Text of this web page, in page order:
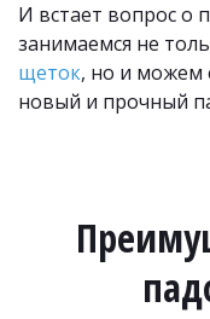
И встает вопрос о
занимаемся не
щеток, но и можем
новый и прочный